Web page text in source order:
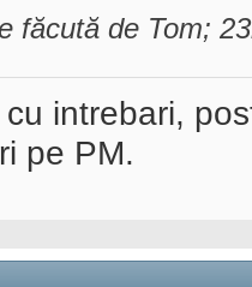
făcută de Tom;
intrebari,
pe PM.